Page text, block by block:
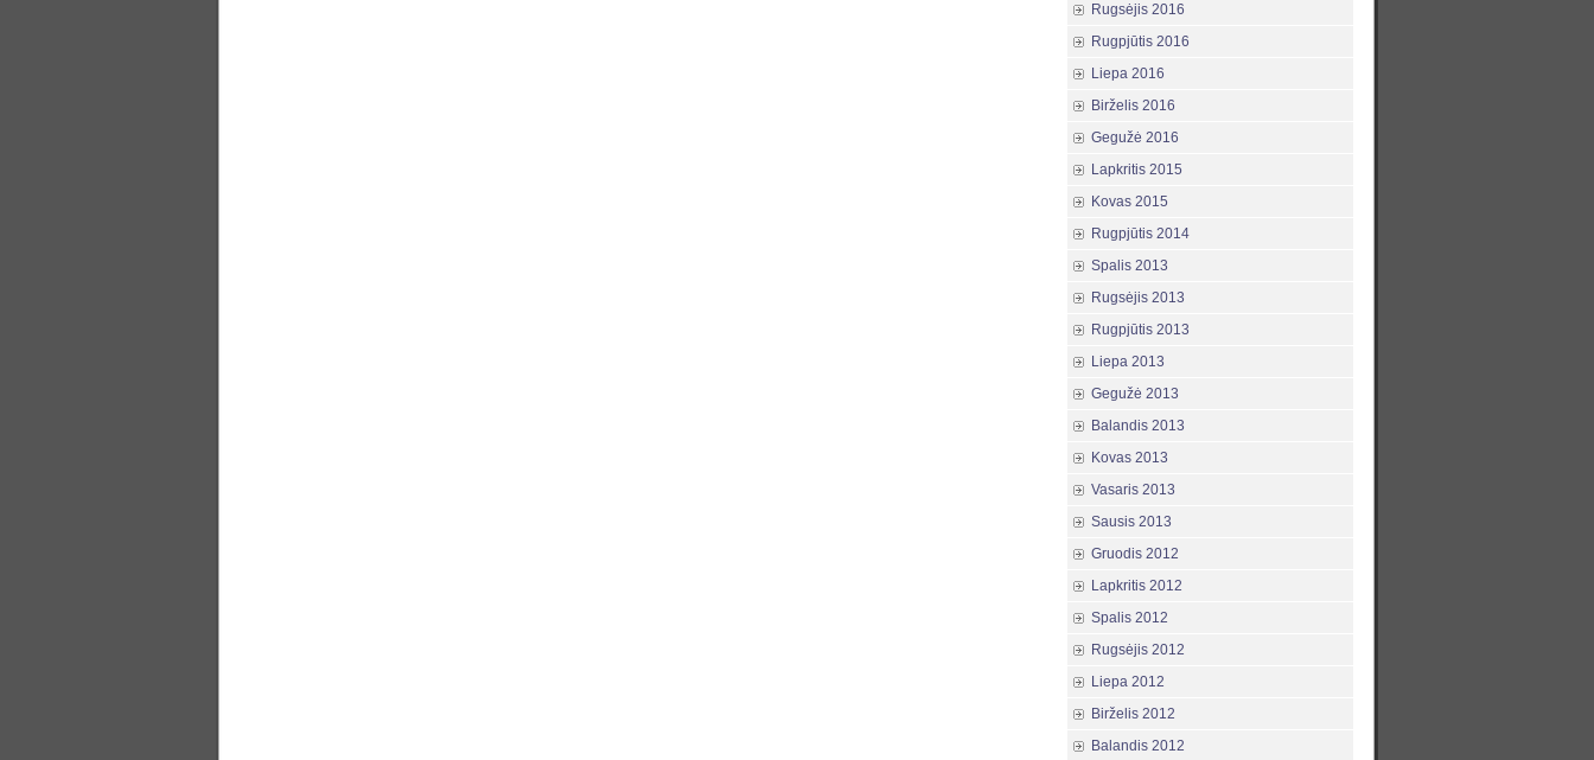
Rugsėjis 2016
Rugpjūtis 2016
Liepa 2016
Birželis 2016
Gegužė 2016
Lapkritis 2015
Kovas 2015
Rugpjūtis 2014
Spalis 2013
Rugsėjis 2013
Rugpjūtis 2013
Liepa 2013
Gegužė 2013
Balandis 2013
Kovas 2013
Vasaris 2013
Sausis 2013
Gruodis 2012
Lapkritis 2012
Spalis 2012
Rugsėjis 2012
Liepa 2012
Birželis 2012
Balandis 2012